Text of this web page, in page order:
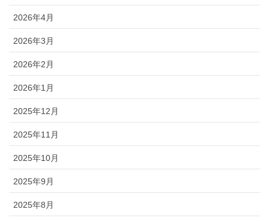
2026年4月
2026年3月
2026年2月
2026年1月
2025年12月
2025年11月
2025年10月
2025年9月
2025年8月